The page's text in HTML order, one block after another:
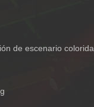
de escenario colorida